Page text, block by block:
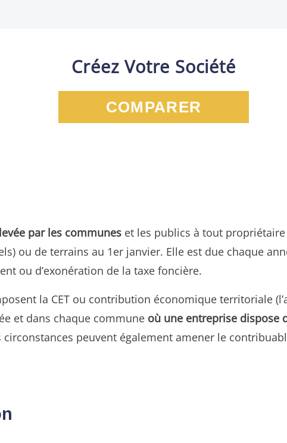
Créez Votre Société
COMPARER
par les communes et les publics à tout
ou de terrains au 1er janvier. Elle est due chaque
ou d’exonération de la taxe foncière.
la CET ou contribution économique territoriale
et dans chaque commune où une entreprise dispose
peuvent également amener le